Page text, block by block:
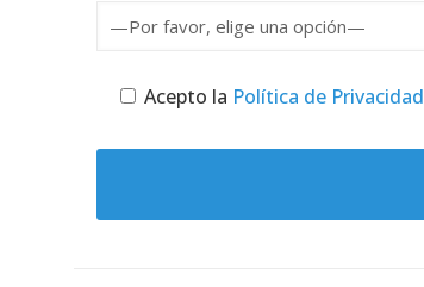
Acepto la Política de Privacidad